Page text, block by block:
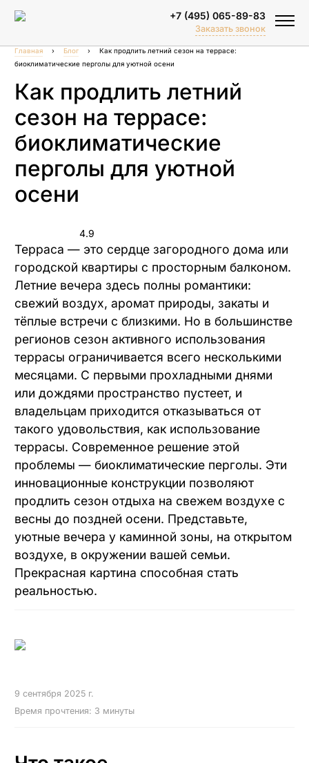
+7 (495) 065-89-83
Заказать звонок
Биоклиматические перголы
Тентовые перголы
Объектные решения
Спортивные площадки
Перголы для бассейна
Перголы на крыше
Алюминиевые перголы
Пергола для гаража
Перголы для ресторана
Zip-системы
Рафшторы
Гильотинные системы
Раздвижное безрамное остекление
Раздвижное остекление со стеклопакетом
Главная › Блог ›
Как продлить летний сезон на террасе:
биоклиматические перголы для уютной осени
Как продлить летний
сезон на террасе:
биоклиматические
перголы для уютной
осени
4.9
Терраса — это сердце загородного дома или
городской квартиры с просторным балконом.
Летние вечера здесь полны романтики:
свежий воздух, аромат природы, закаты и
тёплые встречи с близкими. Но в большинстве
регионов сезон активного использования
террасы ограничивается всего несколькими
месяцами. С первыми прохладными днями
или дождями пространство пустеет, и
владельцам приходится отказываться от
такого удовольствия, как использование
террасы. Современное решение этой
проблемы — биоклиматические перголы. Эти
инновационные конструкции позволяют
продлить сезон отдыха на свежем воздухе с
весны до поздней осени. Представьте,
уютные вечера у каминной зоны, на открытом
воздухе, в окружении вашей семьи.
Прекрасная картина способная стать
реальностью.
9 сентября 2025 г.
Время прочтения: 3 минуты